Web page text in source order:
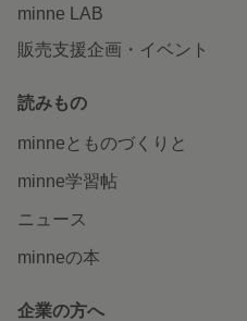
minne LAB
販売支援企画・イベント
読みもの
minneとものづくりと
minne学習帖
ニュース
minneの本
企業の方へ